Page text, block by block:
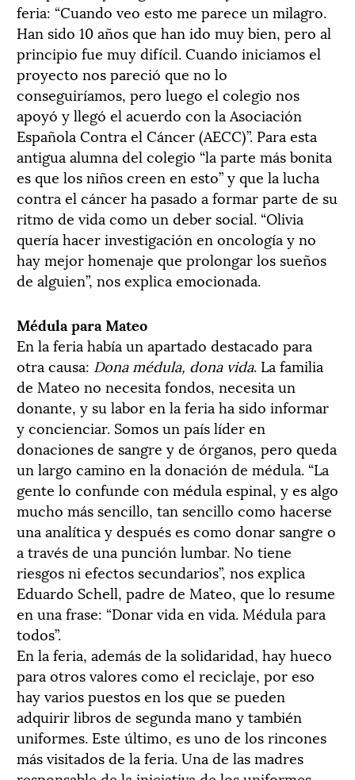
feria: “Cuando veo esto me parece un milagro.
Han sido 10 años que han ido muy bien, pero al
principio fue muy difícil. Cuando iniciamos el
proyecto nos pareció que no lo
conseguiríamos, pero luego el colegio nos
apoyó y llegó el acuerdo con la Asociación
Española Contra el Cáncer (AECC)”. Para esta
antigua alumna del colegio “la parte más bonita
es que los niños creen en esto” y que la lucha
contra el cáncer ha pasado a formar parte de su
ritmo de vida como un deber social. “Olivia
quería hacer investigación en oncología y no
hay mejor homenaje que prolongar los sueños
de alguien”, nos explica emocionada.
Médula para Mateo
En la feria había un apartado destacado para
otra causa: Dona médula, dona vida. La familia
de Mateo no necesita fondos, necesita un
donante, y su labor en la feria ha sido informar
y concienciar. Somos un país líder en
donaciones de sangre y de órganos, pero queda
un largo camino en la donación de médula. “La
gente lo confunde con médula espinal, y es algo
mucho más sencillo, tan sencillo como hacerse
una analítica y después es como donar sangre o
a través de una punción lumbar. No tiene
riesgos ni efectos secundarios”, nos explica
Eduardo Schell, padre de Mateo, que lo resume
en una frase: “Donar vida en vida. Médula para
todos”.
En la feria, además de la solidaridad, hay hueco
para otros valores como el reciclaje, por eso
hay varios puestos en los que se pueden
adquirir libros de segunda mano y también
uniformes. Este último, es uno de los rincones
más visitados de la feria. Una de las madres